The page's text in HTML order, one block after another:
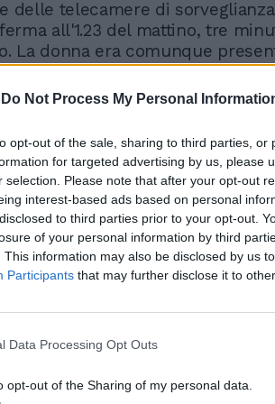
Do Not Process My Personal
opt-out of the sale, sharing to third parties, or
for targeted advertising by us, please
selection. Please note that after your opt-out
interest-based ads based on personal
to third parties prior to your opt-out.
of your personal information by third
This information may also be disclosed by us
Participants that may further disclose it to
Data Processing Opt Outs
opt-out of the Sharing of my personal data.
delle telecamere di
all'1.23 del mattino, tre
La donna era comunque
iniziava e nessuno, neppure lei,
conto. Il quotidiano tedesco Bild
di fotografie scattate quella
e finite poi sui social network.
immortalare la festa per
e si sono ritrovati in mezzo
di queste immagini, secondo
riprende una donna con
e lisci, non giovane, che con la
un telefono cellulare e con la
di champagne dove è stato
inquadrando Cyane Panine, la
23 anni, e sta alzando verso il